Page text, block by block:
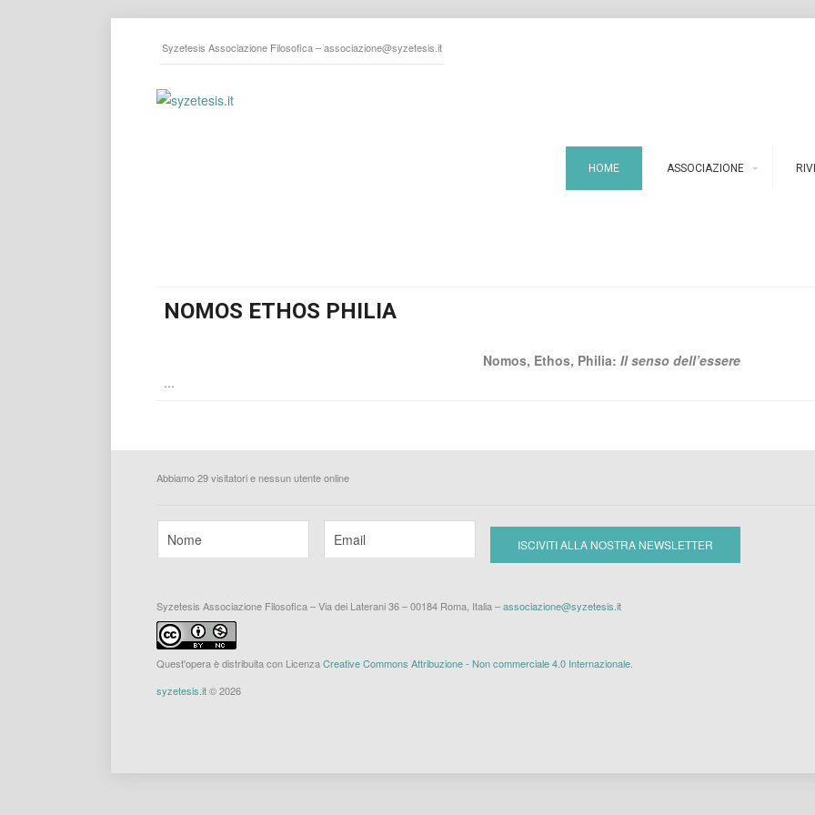
Syzetesis Associazione Filosofica –associazione@syzetesis.it
HOME ASSOCIAZIONE
NOMOS ETHOS PHILIA
Nomos, Ethos, Philia: Il senso dell’essere
...
Abbiamo 29 visitatori e nessun utente online
Syzetesis Associazione Filosofica – Via dei Laterani 36 – 00184 Roma, Italia –associazione@syzetesis.it
Quest'opera è distribuita con LicenzaCreative Commons Attribuzione - Non commerciale 4.0 Internazionale
syzetesis.it© 2026